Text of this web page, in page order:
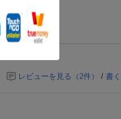
レビューを見る（ 2件） / 書く